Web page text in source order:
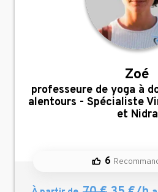
Zoé
,
professeure de yoga à
alentours - Spécialiste
et Nidra
6